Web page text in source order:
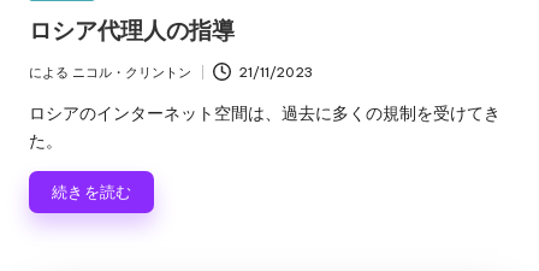
ゴ
リ
ロシア代理人の指導
投
稿
者
による ニコル・クリントン 21/11/2023
ロシアのインターネット空間は、過去に多くの規制を受けてき
た。
続きを読む